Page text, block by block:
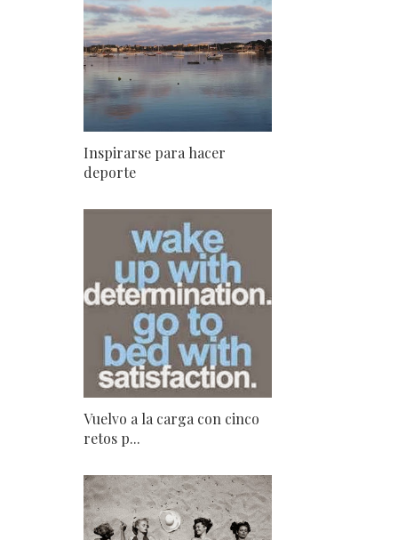
Inspirarse para hacer
deporte
Vuelvo a la carga con cinco
retos p...